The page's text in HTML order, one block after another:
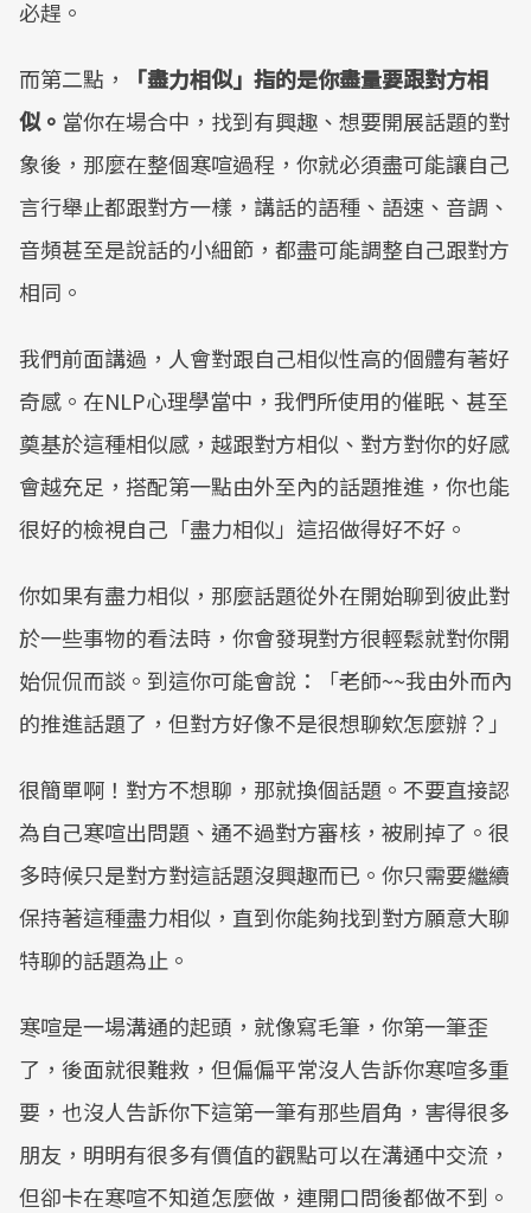
必趕。
​而第二點，
「盡力相似」指的是你盡量要跟對方相
似。 ​當你在場合中，找到有興趣、想要開展話題的對
象後，那麼在整個寒喧過程，你就必須盡可能讓自己
言行舉止都跟對方一樣，講話的語種、語速、音調、
音頻甚至是說話的小細節，都盡可能調整自己跟對方
相同。
​我們前面講過，人會對跟自己相似性高的個體有著好
奇感。​在NLP心理學當中，我們所使用的催眠、甚至
奠基於這種相似感，​越跟對方相似、對方對你的好感
會越充足，搭配第一點由外至內的話題推進，你也能
很好的檢視自己「盡力相似」這招做得好不好。
​​你如果有盡力相似，那麼話題從外在開始聊到彼此對
於一些事物的看法時，你會發現對方很輕鬆就對你開
始侃侃而談。​到這你可能會說：「老師~~我由外而內
的推進話題了，但對方好像不是很想聊欸怎麼辦？」
​​很簡單啊！對方不想聊，那就換個話題。​不要直接認
為自己寒喧出問題、通不過對方審核，被刷掉了。很
多時候只是對方對這話題沒興趣而已。​你只需要繼續
保持著這種盡力相似，直到你能夠找到對方願意大聊
特聊的話題為止。
​寒喧是一場溝通的起頭，就像寫毛筆，你第一筆歪
了，後面就很難救，但偏偏平常沒人告訴你寒喧多重
要，也沒人告訴你下這第一筆有那些眉角，害得很多
朋友，明明有很多有價值的觀點可以在溝通中交流，
但卻卡在寒喧不知道怎麼做，連開口問後都做不到。